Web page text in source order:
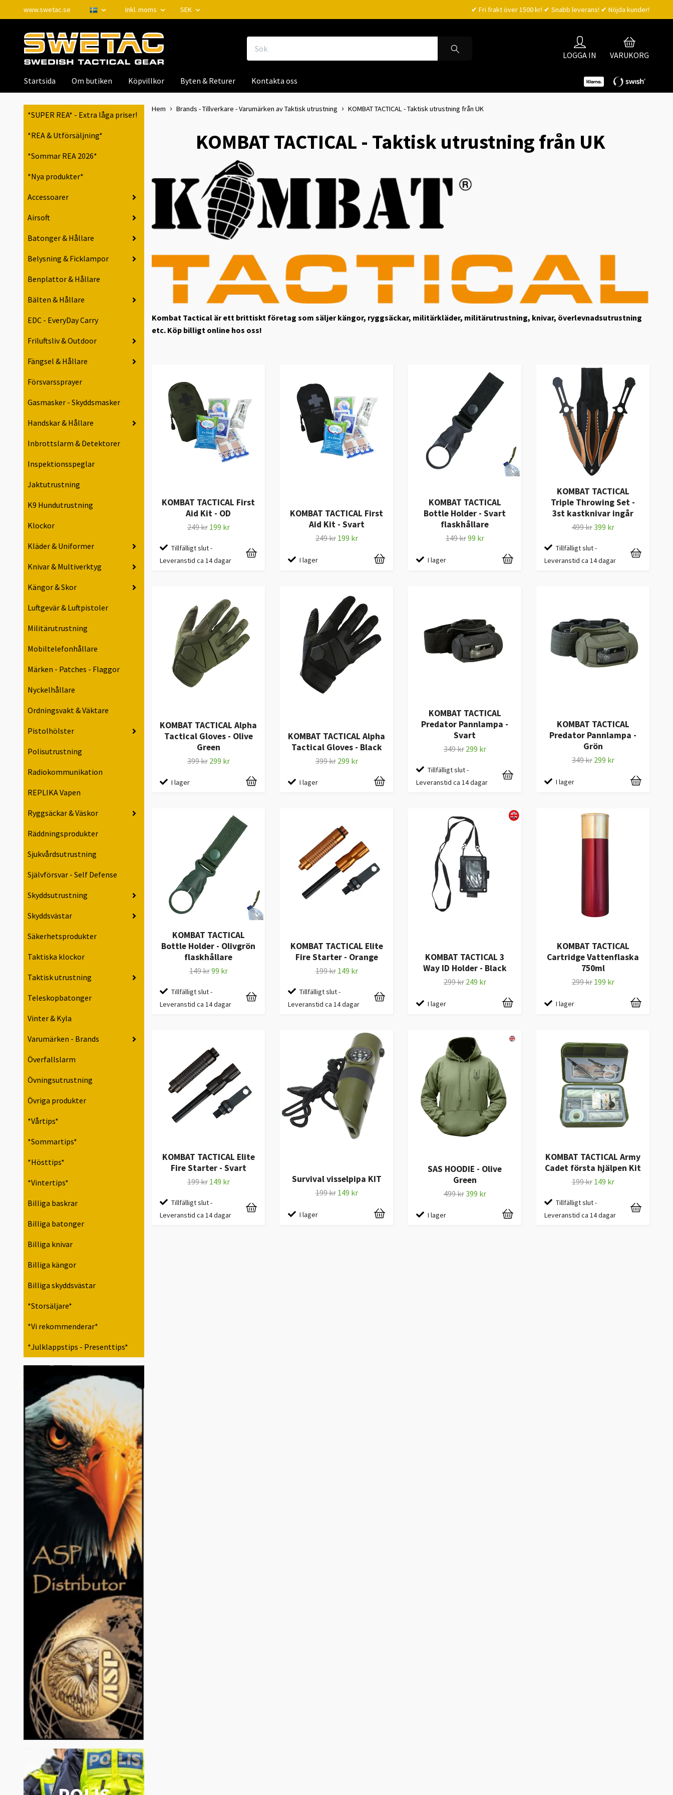
www.swetac.se Inkl. moms SEK ✔ Fri frakt över 1500 kr! ✔ Snabb leverans! ✔ Nöjda kunder!
LOGGA IN VARUKORG
Startsida Om butiken Köpvillkor Byten & Returer Kontakta oss
*SUPER REA* - Extra låga priser!
*REA & Utförsäljning*
*Sommar REA 2026*
*Nya produkter*
Accessoarer
Airsoft
Batonger & Hållare
Belysning & Ficklampor
Benplattor & Hållare
Bälten & Hållare
EDC - EveryDay Carry
Friluftsliv & Outdoor
Fängsel & Hållare
Försvarssprayer
Gasmasker - Skyddsmasker
Handskar & Hållare
Inbrottslarm & Detektorer
Inspektionsspeglar
Jaktutrustning
K9 Hundutrustning
Klockor
Kläder & Uniformer
Knivar & Multiverktyg
Kängor & Skor
Luftgevär & Luftpistoler
Militärutrustning
Mobiltelefonhållare
Märken - Patches - Flaggor
Nyckelhållare
Ordningsvakt & Väktare
Pistolhölster
Polisutrustning
Radiokommunikation
REPLIKA Vapen
Ryggsäckar & Väskor
Räddningsprodukter
Sjukvårdsutrustning
Självförsvar - Self Defense
Skyddsutrustning
Skyddsvästar
Säkerhetsprodukter
Taktiska klockor
Taktisk utrustning
Teleskopbatonger
Vinter & Kyla
Varumärken - Brands
Överfallslarm
Övningsutrustning
Övriga produkter
*Vårtips*
*Sommartips*
*Hösttips*
*Vintertips*
Billiga baskrar
Billiga batonger
Billiga knivar
Billiga kängor
Billiga skyddsvästar
*Storsäljare*
*Vi rekommenderar*
*Julklappstips - Presenttips*
Hem Brands - Tillverkare - Varumärken av Taktisk utrustning KOMBAT TACTICAL - Taktisk utrustning från UK
KOMBAT TACTICAL - Taktisk utrustning från UK
Kombat Tactical är ett brittiskt företag som säljer kängor, ryggsäckar, militärkläder, militärutrustning, knivar, överlevnadsutrustning
etc. Köp billigt online hos oss!
KOMBAT TACTICAL First
Aid Kit - OD
249 kr 199 kr
Tillfälligt slut -
Leveranstid ca 14 dagar
KOMBAT TACTICAL First
Aid Kit - Svart
249 kr 199 kr
I lager
KOMBAT TACTICAL
Bottle Holder - Svart
flaskhållare
149 kr99 kr
I lager
KOMBAT TACTICAL
Triple Throwing Set -
3st kastknivar ingår
499 kr399 kr
Tillfälligt slut -
Leveranstid ca 14 dagar
KOMBAT TACTICAL Alpha
Tactical Gloves - Olive
Green
399 kr 299 kr
I lager
KOMBAT TACTICAL Alpha
Tactical Gloves - Black
399 kr 299 kr
I lager
KOMBAT TACTICAL
Predator Pannlampa -
Svart
349 kr 299 kr
Tillfälligt slut -
Leveranstid ca 14 dagar
KOMBAT TACTICAL
Predator Pannlampa -
Grön
349 kr 299 kr
I lager
KOMBAT TACTICAL
Bottle Holder - Olivgrön
flaskhållare
149 kr99 kr
Tillfälligt slut -
Leveranstid ca 14 dagar
KOMBAT TACTICAL Elite
Fire Starter - Orange
199 kr 149 kr
Tillfälligt slut -
Leveranstid ca 14 dagar
KOMBAT TACTICAL 3
Way ID Holder - Black
299 kr 249 kr
I lager
KOMBAT TACTICAL
Cartridge Vattenflaska
750ml
299 kr 199 kr
I lager
KOMBAT TACTICAL Elite
Fire Starter - Svart
199 kr 149 kr
Tillfälligt slut -
Leveranstid ca 14 dagar
Survival visselpipa KIT
199 kr 149 kr
I lager
SAS HOODIE - Olive
Green
499 kr399 kr
I lager
KOMBAT TACTICAL Army
Cadet första hjälpen Kit
199 kr 149 kr
Tillfälligt slut -
Leveranstid ca 14 dagar